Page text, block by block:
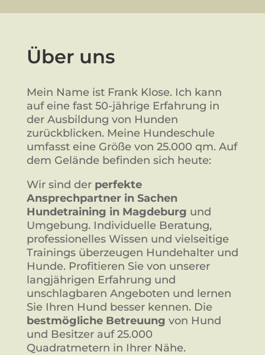
Über uns
Mein Name ist Frank Klose. Ich kann
auf eine fast 50-jährige Erfahrung in
der Ausbildung von Hunden
zurückblicken. Meine Hundeschule
umfasst eine Größe von 25.000 qm. Auf
dem Gelände befinden sich heute:
Wir sind der perfekte
Ansprechpartner in Sachen
Hundetraining in Magdeburg und
Umgebung. Individuelle Beratung,
professionelles Wissen und vielseitige
Trainings überzeugen Hundehalter und
Hunde. Profitieren Sie von unserer
langjährigen Erfahrung und
unschlagbaren Angeboten und lernen
Sie Ihren Hund besser kennen. Die
bestmögliche Betreuung von Hund
und Besitzer auf 25.000
Quadratmetern in Ihrer Nähe.